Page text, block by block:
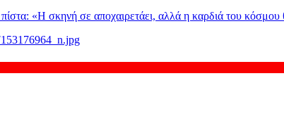
«H σκηνή σε αποχαιρετάει, αλλά η καρδιά του κόσμου